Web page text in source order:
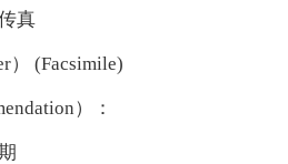
真
(Facsimile)
）：